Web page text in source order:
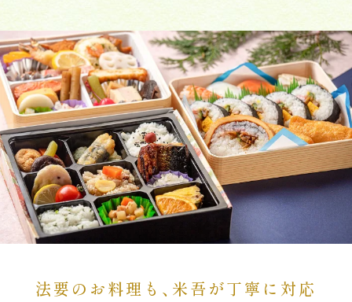
法要のお料理も、米吾が丁寧に対応